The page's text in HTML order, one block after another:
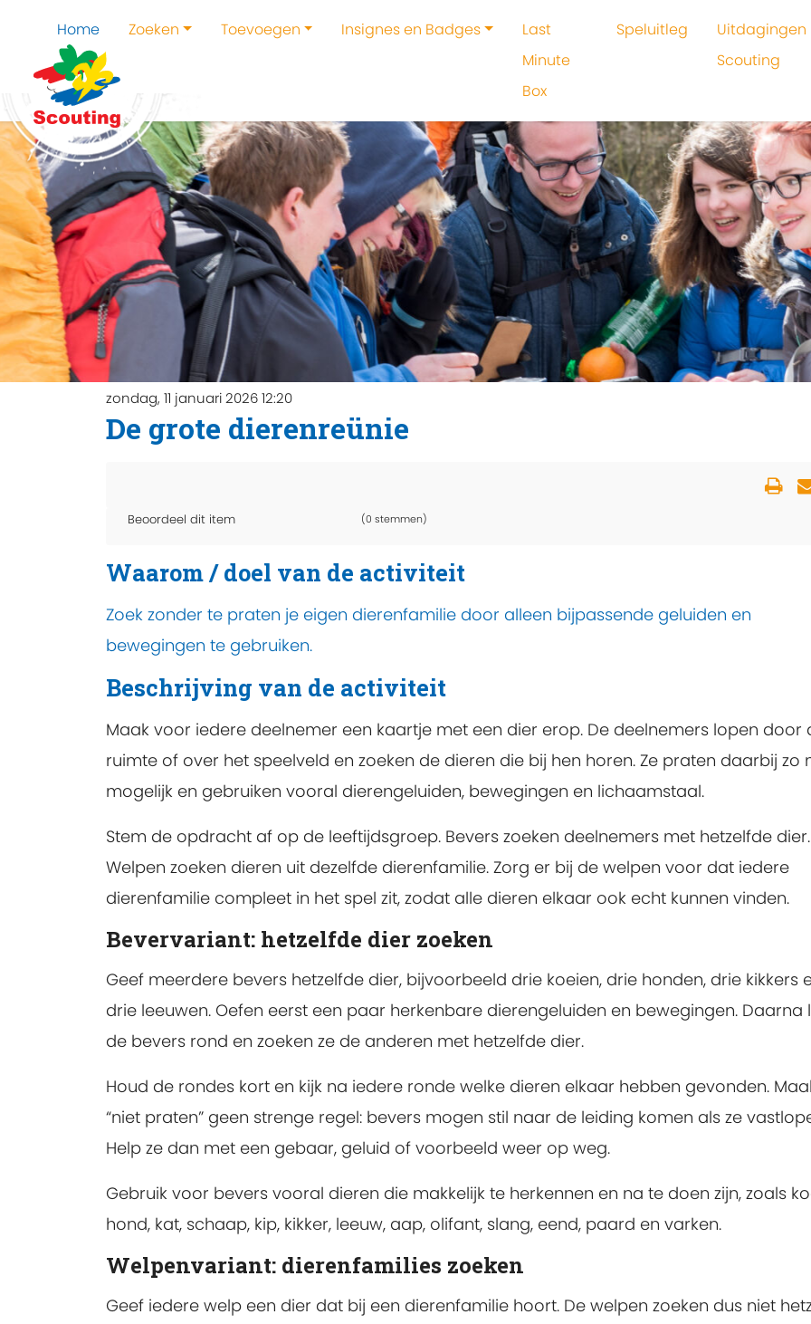
Home Zoeken Toevoegen Insignes en Badges
Last
Minute
Box
Speluitleg
Uitdagingen
Scouting
zondag, 11 januari 2026 12:20
De grote dierenreünie
Beoordeel dit item (0 stemmen)
Waarom / doel van de activiteit
Zoek zonder te praten je eigen dierenfamilie door alleen bijpassende geluiden en
bewegingen te gebruiken.
Beschrijving van de activiteit
Maak voor iedere deelnemer een kaartje met een dier erop. De deelnemers lopen door
ruimte of over het speelveld en zoeken de dieren die bij hen horen. Ze praten daarbij zo
mogelijk en gebruiken vooral dierengeluiden, bewegingen en lichaamstaal.
Stem de opdracht af op de leeftijdsgroep. Bevers zoeken deelnemers met hetzelfde dier.
Welpen zoeken dieren uit dezelfde dierenfamilie. Zorg er bij de welpen voor dat iedere
dierenfamilie compleet in het spel zit, zodat alle dieren elkaar ook echt kunnen vinden.
Bevervariant: hetzelfde dier zoeken
Geef meerdere bevers hetzelfde dier, bijvoorbeeld drie koeien, drie honden, drie kikkers
drie leeuwen. Oefen eerst een paar herkenbare dierengeluiden en bewegingen. Daarna
de bevers rond en zoeken ze de anderen met hetzelfde dier.
Houd de rondes kort en kijk na iedere ronde welke dieren elkaar hebben gevonden.
“niet praten” geen strenge regel: bevers mogen stil naar de leiding komen als ze
Help ze dan met een gebaar, geluid of voorbeeld weer op weg.
Gebruik voor bevers vooral dieren die makkelijk te herkennen en na te doen zijn, zoals
hond, kat, schaap, kip, kikker, leeuw, aap, olifant, slang, eend, paard en varken.
Welpenvariant: dierenfamilies zoeken
Geef iedere welp een dier dat bij een dierenfamilie hoort. De welpen zoeken dus niet